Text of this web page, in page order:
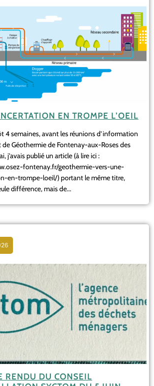
EN TROMPE L’OEIL
4 semaines, avant les réunions d’information
de Géothermie de Fontenay-aux-Roses des
j’avais publié un article (à lire ici :
fontenay.fr/geothermie-vers-une-
en-trompe-loeil/) portant le même titre,
différence, mais de...
RENDU DU CONSEIL